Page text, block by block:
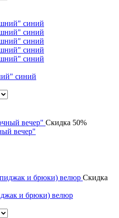
синий
Скидка 50%
вечер"
Скидка
и брюки) велюр